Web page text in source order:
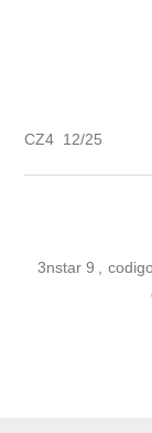
CZ4 12/25
3nstar 9 ,